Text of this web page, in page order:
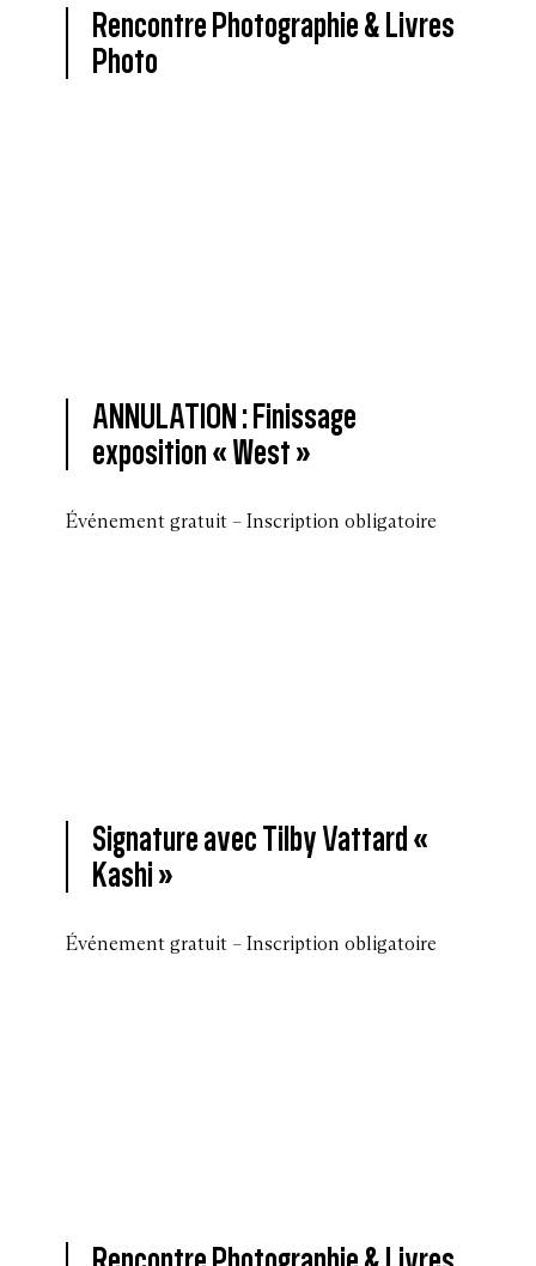
Rencontre Photographie & Livres
Photo
ANNULATION : Finissage
exposition « West »
Événement gratuit – Inscription obligatoire
Signature avec Tilby Vattard «
Kashi »
Événement gratuit – Inscription obligatoire